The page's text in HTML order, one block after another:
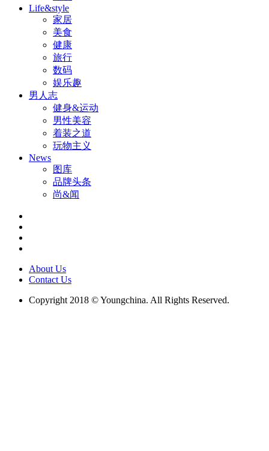
Life&style
家居
美食
健康
旅行
数码
娱乐趣
男人志
健身&运动
男性美容
着装之道
玩物主义
News
图库
品牌头条
尚&闻
About Us
Contact Us
Copyright 2018 © Youngchina. All Rights Reserved.